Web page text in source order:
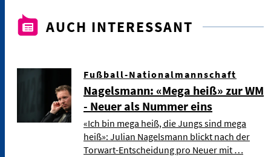
AUCH INTERESSANT
Fußball-Nationalmannschaft
Nagelsmann: «Mega heiß» zur WM
- Neuer als Nummer eins
«Ich bin mega heiß, die Jungs sind mega
heiß»: Julian Nagelsmann blickt nach der
Torwart-Entscheidung pro Neuer mit …